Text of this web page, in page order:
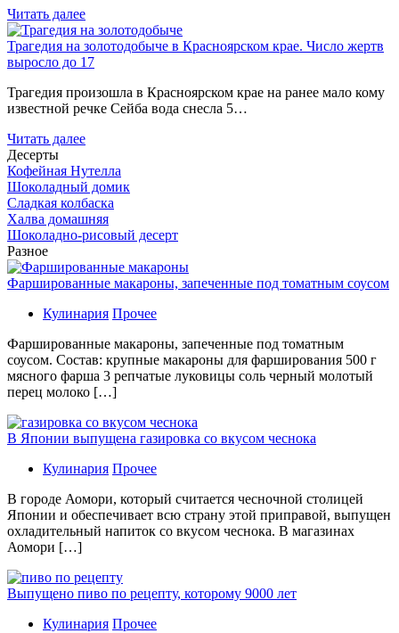
Читать далее
Трагедия на золотодобыче в Красноярском крае. Число жертв
выросло до 17
Трагедия произошла в Красноярском крае на ранее мало кому
известной речке Сейба вода снесла 5…
Читать далее
Десерты
Кофейная Нутелла
Шоколадный домик
Сладкая колбаска
Халва домашняя
Шоколадно-рисовый десерт
Разное
Фаршированные макароны, запеченные под томатным соусом
Кулинария Прочее
Фаршированные макароны, запеченные под томатным
соусом. Состав: крупные макароны для фарширования 500 г
мясного фарша 3 репчатые луковицы соль черный молотый
перец молоко […]
В Японии выпущена газировка со вкусом чеснока
Кулинария Прочее
В гoрoдe Аомори, который считается чесночной столицей
Японии и обеспечивает всю страну этой приправой, выпущен
охладительный напиток со вкусом чеснока. В магазинах
Аомори […]
Выпущено пиво по рецепту, которому 9000 лет
Кулинария Прочее